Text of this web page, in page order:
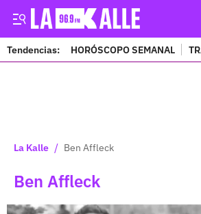
Tendencias: HORÓSCOPO SEMANAL
La Kalle / Ben Affleck
Ben Affleck